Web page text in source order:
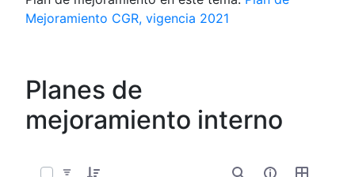
Mejoramiento CGR, vigencia 2021
Planes de
mejoramiento interno